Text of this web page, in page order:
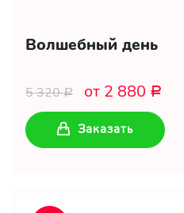
Волшебный день
5 320Р от 2 880 Р
Заказать